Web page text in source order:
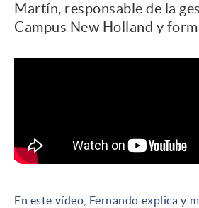
Martín, responsable de la
Campus New Holland y
En este vídeo, Fernando explica y